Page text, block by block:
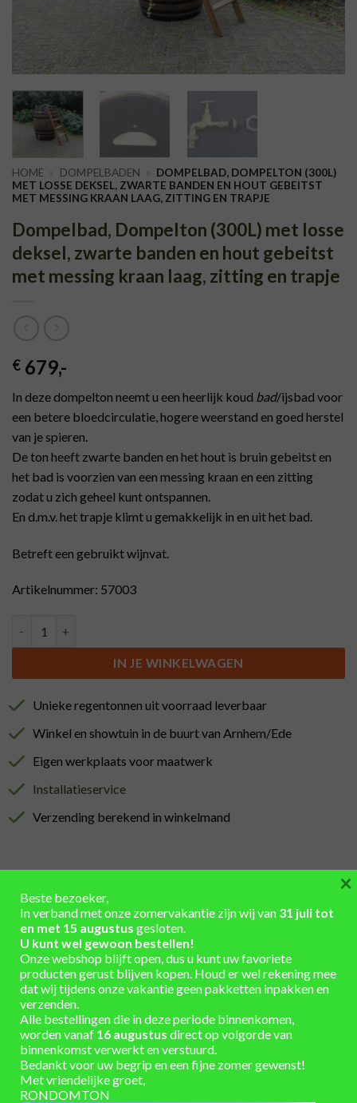
HOME » DOMPELBADEN » DOMPELBAD, DOMPELTON (300L)
MET LOSSE DEKSEL, ZWARTE BANDEN EN HOUT GEBEITST
MET MESSING KRAAN LAAG, ZITTING EN TRAPJE
Dompelbad, Dompelton (300L) met losse
deksel, zwarte banden en hout gebeitst
met messing kraan laag, zitting en trapje
€ 679,-
In deze dompelton neemt u een heerlijk koud bad/ijsbad voor
een betere bloedcirculatie, hogere weerstand en goed herstel
van je spieren.
De ton heeft zwarte banden en het hout is bruin gebeitst en
het bad is voorzien van een messing kraan en een zitting
zodat u zich geheel kunt ontspannen.
En d.m.v. het trapje klimt u gemakkelijk in en uit het bad.
Betreft een gebruikt wijnvat.
Artikelnummer: 57003
IN JE WINKELWAGEN
Unieke regentonnen uit voorraad leverbaar
Winkel en showtuin in de buurt van Arnhem/Ede
Eigen werkplaats voor maatwerk
Installatieservice
Verzending berekend in winkelmand
AANVULLENDE INFORMATIE
AFMETINGEN Hoogte 100 cm x Diameter 76 cm
INHOUD (LITER) 300
MATERIAAL Eiken hout – gebruikt
KLEUR BANDEN behandeld, zwart
KLEUR HOUT behandeld, bruin, gebeitst
Beste bezoeker,
In verband met onze zomervakantie zijn wij van 31 juli tot
en met 15 augustus gesloten.
U kunt wel gewoon bestellen!
Onze webshop blijft open, dus u kunt uw favoriete
producten gerust blijven kopen. Houd er wel rekening mee
dat wij tijdens onze vakantie geen pakketten inpakken en
verzenden.
Alle bestellingen die in deze periode binnenkomen,
worden vanaf 16 augustus direct op volgorde van
binnenkomst verwerkt en verstuurd.
Bedankt voor uw begrip en een fijne zomer gewenst!
Met vriendelijke groet,
RONDOMTON
×